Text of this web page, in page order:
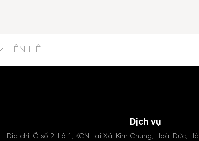
LIÊN HỆ
Dịch vụ
Địa chỉ: Ô số 2, Lô 1, KCN Lai Xá, Kim Chung, Hoài Đức, Hà